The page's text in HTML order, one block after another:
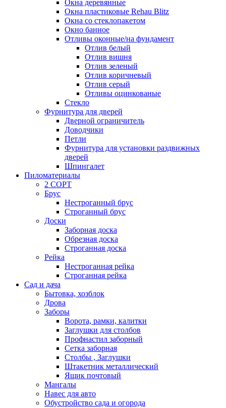
Окна деревянные
Окна пластиковые Rehau Blitz
Окна со стеклопакетом
Окно банное
Отливы оконные/на фундамент
Отлив белый
Отлив вишня
Отлив зеленый
Отлив коричневый
Отлив серый
Отливы оцинкованые
Стекло
Фурнитура для дверей
Дверной ограничитель
Доводчики
Петли
Фурнитура для установки раздвижных
дверей
Шпингалет
Пиломатериалы
2 СОРТ
Брус
Нестроганный брус
Строганный брус
Доски
Заборная доска
Обрезная доска
Строганная доска
Рейка
Нестроганная рейка
Строганная рейка
Сад и дача
Бытовка, хозблок
Дрова
Заборы
Ворота, рамки, калитки
Заглушки для столбов
Профнастил заборный
Сетка заборная
Столбы , Заглушки
Штакетник металлический
Ящик почтовый
Мангалы
Навес для авто
Обустройство сада и огорода